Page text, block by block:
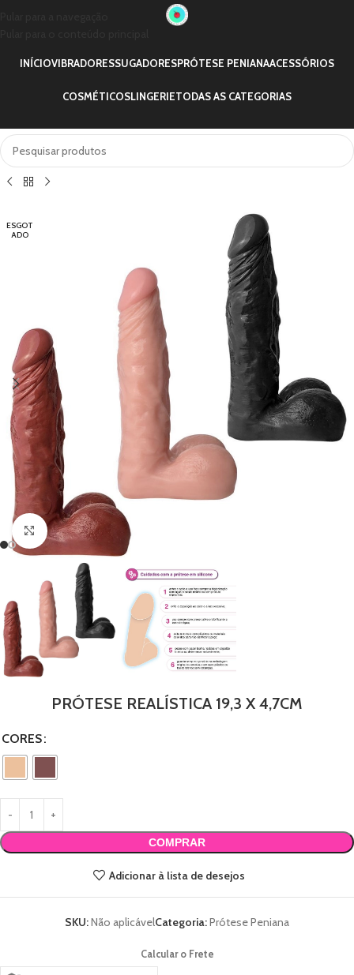
INÍCIOVIBRADORESSUGADORESPRÓTESE PENIANAACESSÓRIOS
COSMÉTICOSLINGERIETODAS AS CATEGORIAS
ESGOT
ADO
Clique para ampliar
PRÓTESE REALÍSTICA 19,3 X 4,7CM
CORES
COMPRAR
Adicionar à lista de desejos
SKU:Não aplicávelCategoria:Prótese Peniana
Calcular o Frete